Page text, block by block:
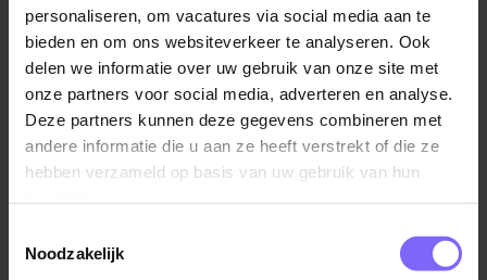
personaliseren, om vacatures via social media aan te
bieden en om ons websiteverkeer te analyseren. Ook
delen we informatie over uw gebruik van onze site met
onze partners voor social media, adverteren en analyse.
Deze partners kunnen deze gegevens combineren met
andere informatie die u aan ze heeft verstrekt of die ze
hebben verzameld op basis van uw gebruik van hun
Noodzakelijk
Vul hier je Skillsprofiel in
voor de ideale
vacaturematch!
Skillsprofiel